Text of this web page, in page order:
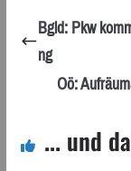
Bgld: Pkw
ng
Oö:
... und